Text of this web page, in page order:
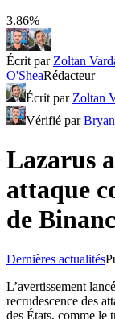
3.86%
Écrit par Zoltan
O'SheaRédacteur
Écrit par Zoltan
Vérifié par
Lazarus
attaque
de
Dernières actualités
L’avertissement
recrudescence des
des États, comme le